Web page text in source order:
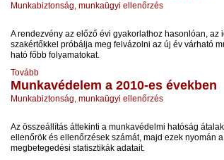
Munkabiztonság, munkaügyi ellenőrzés
A rendezvény az előző évi gyakorlathoz hasonlóan, az
szakértőkkel próbálja meg felvázolni az új év várható
ható főbb folyamatokat.
Tovább
Munkavédelem a 2010-es években
Munkabiztonság, munkaügyi ellenőrzés
Az összeállítás áttekinti a munkavédelmi hatóság
ellenőrök és ellenőrzések számát, majd ezek nyomán
megbetegedési statisztikák adatait.